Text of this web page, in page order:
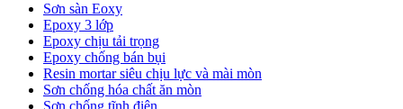
Sơn sàn Eoxy
Epoxy 3 lớp
Epoxy chịu tải trọng
Epoxy chống bán bụi
Resin mortar siêu chịu lực và mài mòn
Sơn chống hóa chất ăn mòn